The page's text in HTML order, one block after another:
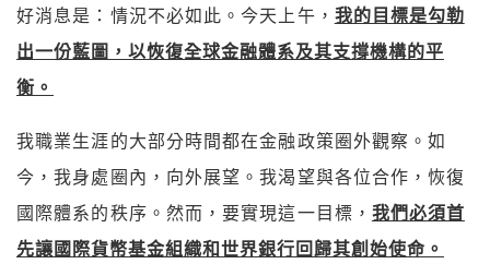
好消息是：情況不必如此。今天上午， 我的目標是勾勒
出一份藍圖，以恢復全球金融體系及其支撐機構的平
衡。
我職業生涯的大部分時間都在金融政策圈外觀察。如
今，我身處圈內，向外展望。我渴望與各位合作，恢復
國際體系的秩序。然而，要實現這一目標， 我們必須首
先讓國際貨幣基金組織和世界銀行回歸其創始使命。